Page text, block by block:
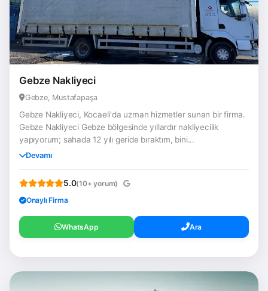
Gebze Nakliyeci
Gebze, Mustafapaşa
Gebze Nakliyeci, Kocaeli'da uzman hizmetler sunan bir firma.
Gebze Nakliyeci Gebze bölgesinde yıllardır nakliyecilik
yapıyorum; sahada 12 yılı geride bıraktım, bini...
Devamı
5.0(10+ yorum)
Onaylı Firma
WhatsApp Ara